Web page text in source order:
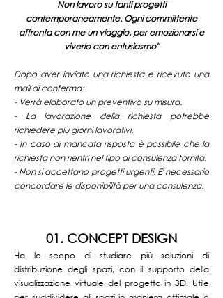
Non lavoro su tanti progetti
contemporaneamente. Ogni committente
affronta con me un viaggio, per emozionarsi e
viverlo con entusiasmo"
Dopo aver inviato una richiesta e ricevuto una
mail di conferma:
- Verrà elaborato un preventivo su misura.
- La lavorazione della richiesta potrebbe
richiedere più giorni lavorativi.
- In caso di mancata risposta è possibile che la
richiesta non rientri nel tipo di consulenza fornita.
- Non si accettano progetti urgenti. E' necessario
concordare le disponibilità per una consulenza.
01. CONCEPT DESIGN
Ha lo scopo di studiare più soluzioni di
distribuzione degli spazi, con il supporto della
visualizzazione virtuale del progetto in 3D. Utile